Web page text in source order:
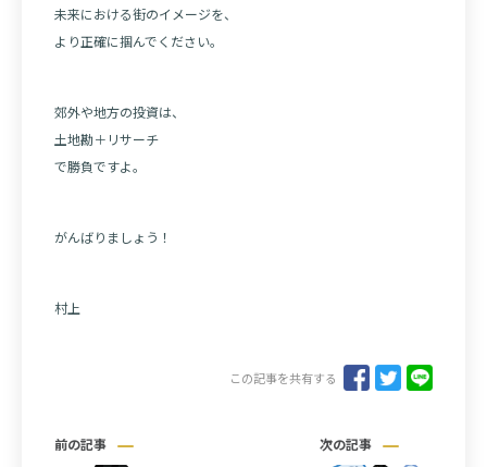
未来における街のイメージを、
より正確に掴んでください。
郊外や地方の投資は、
土地勘＋リサーチ
で勝負ですよ。
がんばりましょう！
村上
この記事を共有する
前の記事 次の記事